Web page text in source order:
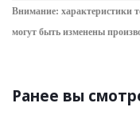
Внимание: характеристики
могут быть изменены
Ранее вы